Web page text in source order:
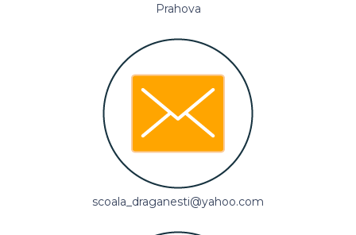
Prahova
scoala_draganesti@yahoo.com